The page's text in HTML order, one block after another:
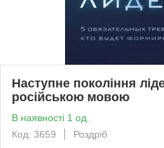
Наступне покоління
російською мовою
В наявності 1 од.
Код: 3659
Роздріб